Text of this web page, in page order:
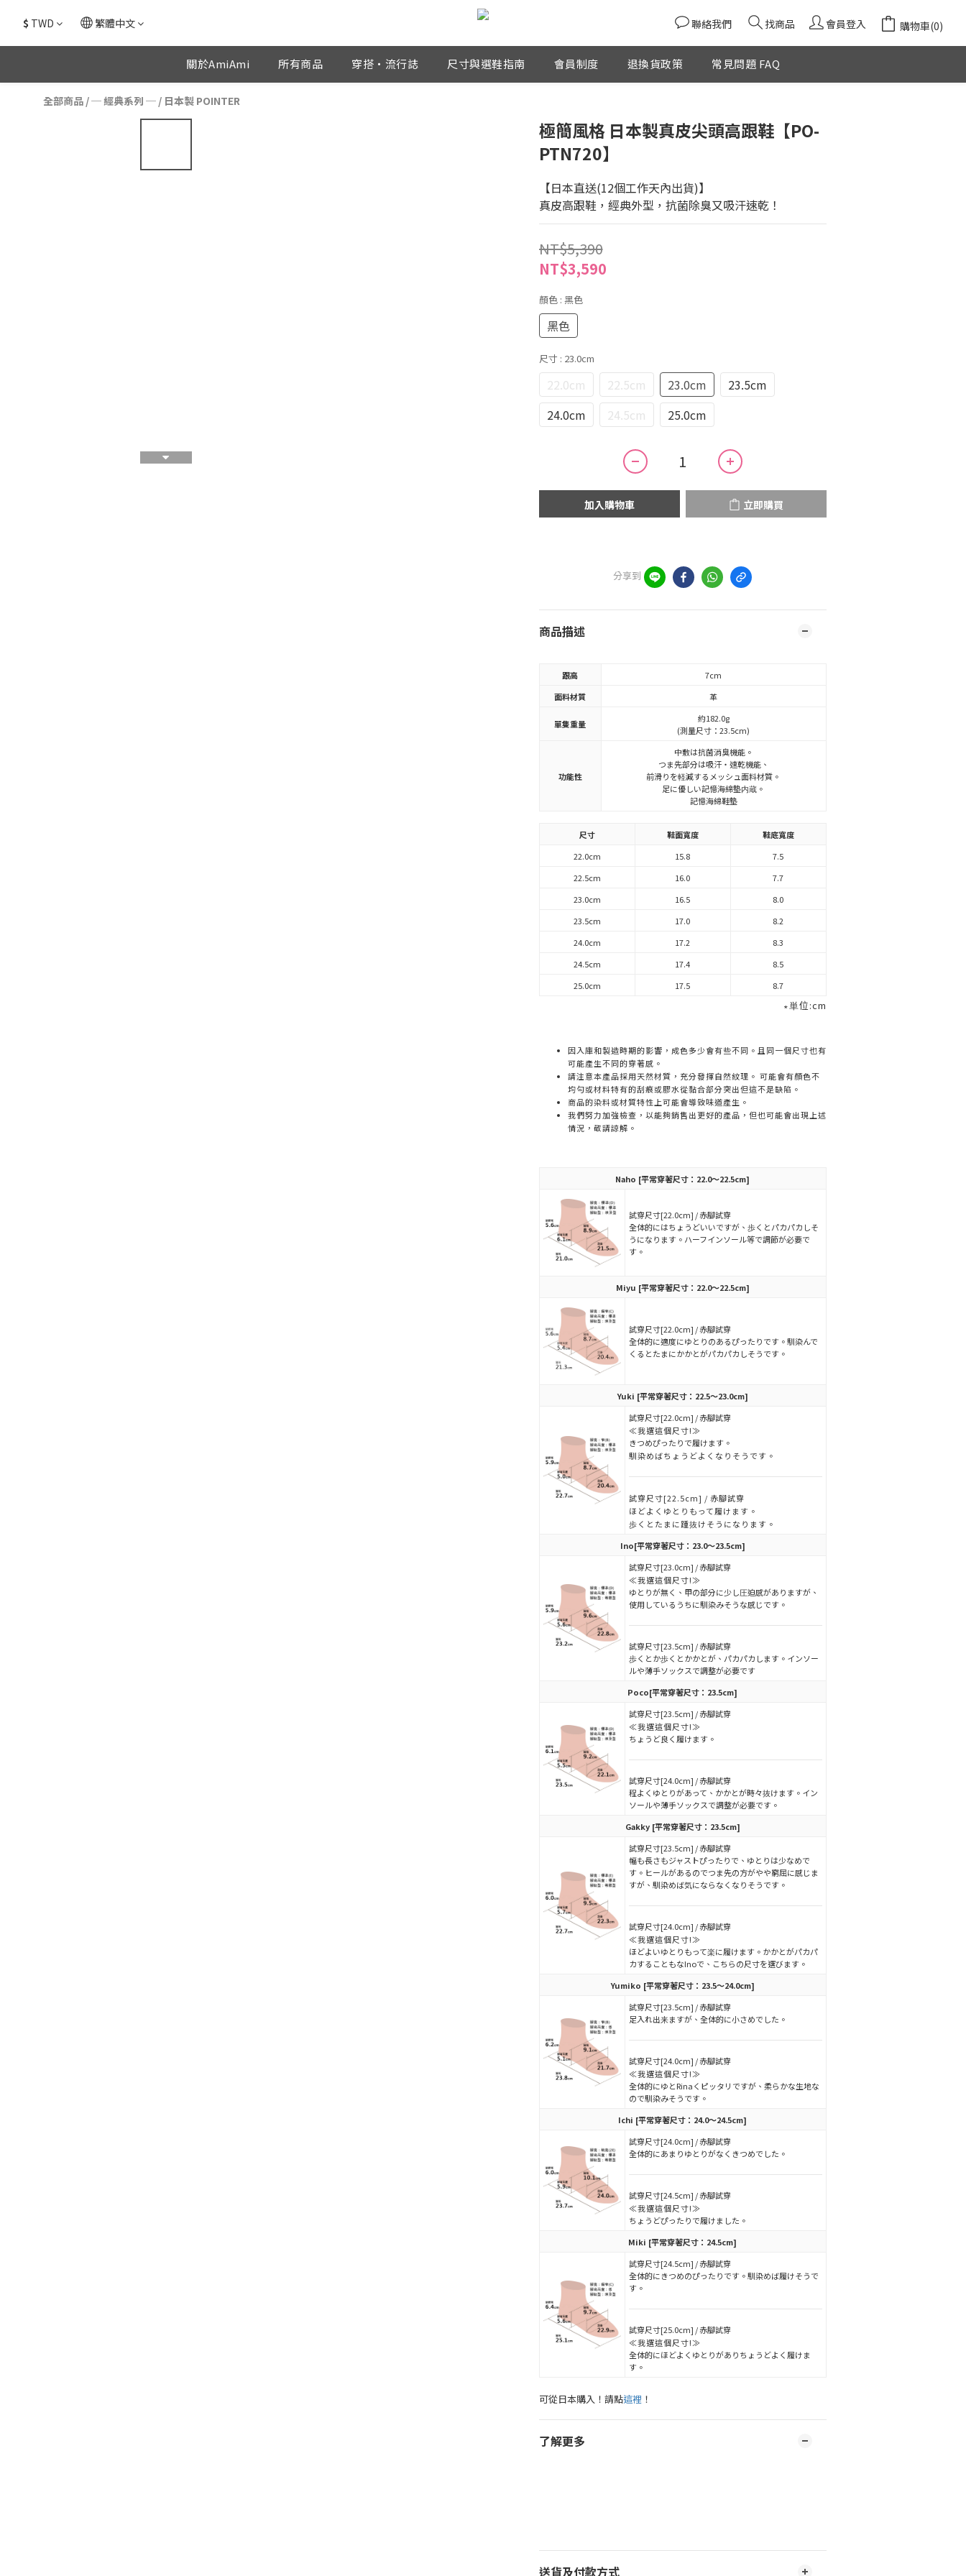
$ TWD 繁體中文 聯絡我們 找商品 會員登入 購物車(0)
關於AmiAmi 所有商品 穿搭・流行誌 尺寸與選鞋指南 會員制度 退換貨政策 常見問題 FAQ
全部商品 /─ 經典系列 ─ / 日本製 POINTER
極簡風格 日本製真皮尖頭高跟鞋【PO-
PTN720】
【日本直送(12個工作天內出貨)】
真皮高跟鞋，經典外型，抗菌除臭又吸汗速乾！
NT$5,390
NT$3,590
顏色 : 黑色
黑色
尺寸 : 23.0cm
22.0cm 22.5cm 23.0cm
23.5cm
24.0cm
24.5cm 25.0cm
加入購物車 立即購買
分享到
商品描述
跟高
7cm
面料材質
革
單隻重量
約182.0g
(測量尺寸：23.5cm)
功能性
中敷は抗菌消臭機能。
つま先部分は吸汗・速乾機能、
前滑りを軽減するメッシュ面料材質。
足に優しい記憶海綿墊内蔵。
記憶海綿鞋墊
尺寸 鞋面寬度
鞋底寬度
22.0cm
15.8
7.5
22.5cm
16.0
7.7
23.0cm
16.5
8.0
23.5cm
17.0
8.2
24.0cm
17.2
8.3
24.5cm
17.4
8.5
25.0cm
17.5 8.7
∗単位:cm
因入庫和製造時期的影響，成色多少會有些不同。且同一個尺寸也有
可能產生不同的穿著感。
請注意本產品採用天然材質，充分發揮自然紋理。 可能會有顏色不
均勻或材料特有的刮痕或膠水從黏合部分突出但這不是缺陷。
商品的染料或材質特性上可能會導致味道產生。
我們努力加強檢查，以能夠銷售出更好的產品，但也可能會出現上述
情況，敬請諒解。
Naho [平常穿著尺寸：22.0～22.5cm]
試穿尺寸[22.0cm] / 赤腳試穿
全体的にはちょうどいいですが、歩くとパカパカしそ
うになります。ハーフインソール等で調節が必要で
す。
Miyu [平常穿著尺寸：22.0～22.5cm]
試穿尺寸[22.0cm] / 赤腳試穿
全体的に適度にゆとりのあるぴったりです。馴染んで
くるとたまにかかとがパカパカしそうです。
Yuki [平常穿著尺寸：22.5～23.0cm]
試穿尺寸[22.0cm] / 赤腳試穿
≪我選這個尺寸!≫
きつめぴったりで履けます。
馴染めばちょうどよくなりそうです。
試穿尺寸[22.5cm] / 赤腳試穿
ほどよくゆとりもって履けます。
歩くとたまに踵抜けそうになります。
Ino[平常穿著尺寸：23.0～23.5cm]
試穿尺寸[23.0cm] / 赤腳試穿
≪我選這個尺寸!≫
ゆとりが無く、甲の部分に少し圧迫感がありますが、
使用しているうちに馴染みそうな感じです。
試穿尺寸[23.5cm] / 赤腳試穿
歩くとか歩くとかかとが、パカパカします。インソー
ルや薄手ソックスで調整が必要です
Poco[平常穿著尺寸：23.5cm]
試穿尺寸[23.5cm] / 赤腳試穿
≪我選這個尺寸!≫
ちょうど良く履けます。
試穿尺寸[24.0cm] / 赤腳試穿
程よくゆとりがあって、かかとが時々抜けます。イン
ソールや薄手ソックスで調整が必要です。
Gakky[平常穿著尺寸：23.5cm]
試穿尺寸[23.5cm] / 赤腳試穿
幅も長さもジャストぴったりで、ゆとりは少なめで
す。ヒールがあるのでつま先の方がやや窮屈に感じま
すが、馴染めば気にならなくなりそうです。
試穿尺寸[24.0cm] / 赤腳試穿
≪我選這個尺寸!≫
ほどよいゆとりもって楽に履けます。かかとがパカパ
カすることもなInoで、こちらの尺寸を選びます。
Yumiko [平常穿著尺寸：23.5～24.0cm]
試穿尺寸[23.5cm] / 赤腳試穿
足入れ出来ますが、全体的に小さめでした。
試穿尺寸[24.0cm] / 赤腳試穿
≪我選這個尺寸!≫
全体的にゆとRinaくピッタリですが、柔らかな生地な
ので馴染みそうです。
Ichi [平常穿著尺寸：24.0～24.5cm]
試穿尺寸[24.0cm] / 赤腳試穿
全体的にあまりゆとりがなくきつめでした。
試穿尺寸[24.5cm] / 赤腳試穿
≪我選這個尺寸!≫
ちょうどぴったりで履けました。
Miki [平常穿著尺寸：24.5cm]
試穿尺寸[24.5cm] / 赤腳試穿
全体的にきつめのぴったりです。馴染めば履けそうで
す。
試穿尺寸[25.0cm] / 赤腳試穿
≪我選這個尺寸!≫
全体的にほどよくゆとりがありちょうどよく履けま
す。
可從日本購入！請點這裡 ！
了解更多
送貨及付款方式